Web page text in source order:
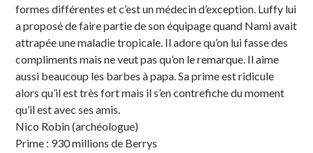
formes différentes et c’est un médecin d’exception. Luffy lui
a proposé de faire partie de son équipage quand Nami avait
attrapée une maladie tropicale. Il adore qu’on lui fasse des
compliments mais ne veut pas qu’on le remarque. Il aime
aussi beaucoup les barbes à papa. Sa prime est ridicule
alors qu’il est très fort mais il s’en contrefiche du moment
qu’il est avec ses amis.
Nico Robin (archéologue)
Prime : 930 millions de Berrys